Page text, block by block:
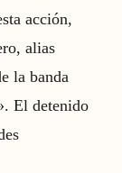
acción,
alias
la banda
El detenido